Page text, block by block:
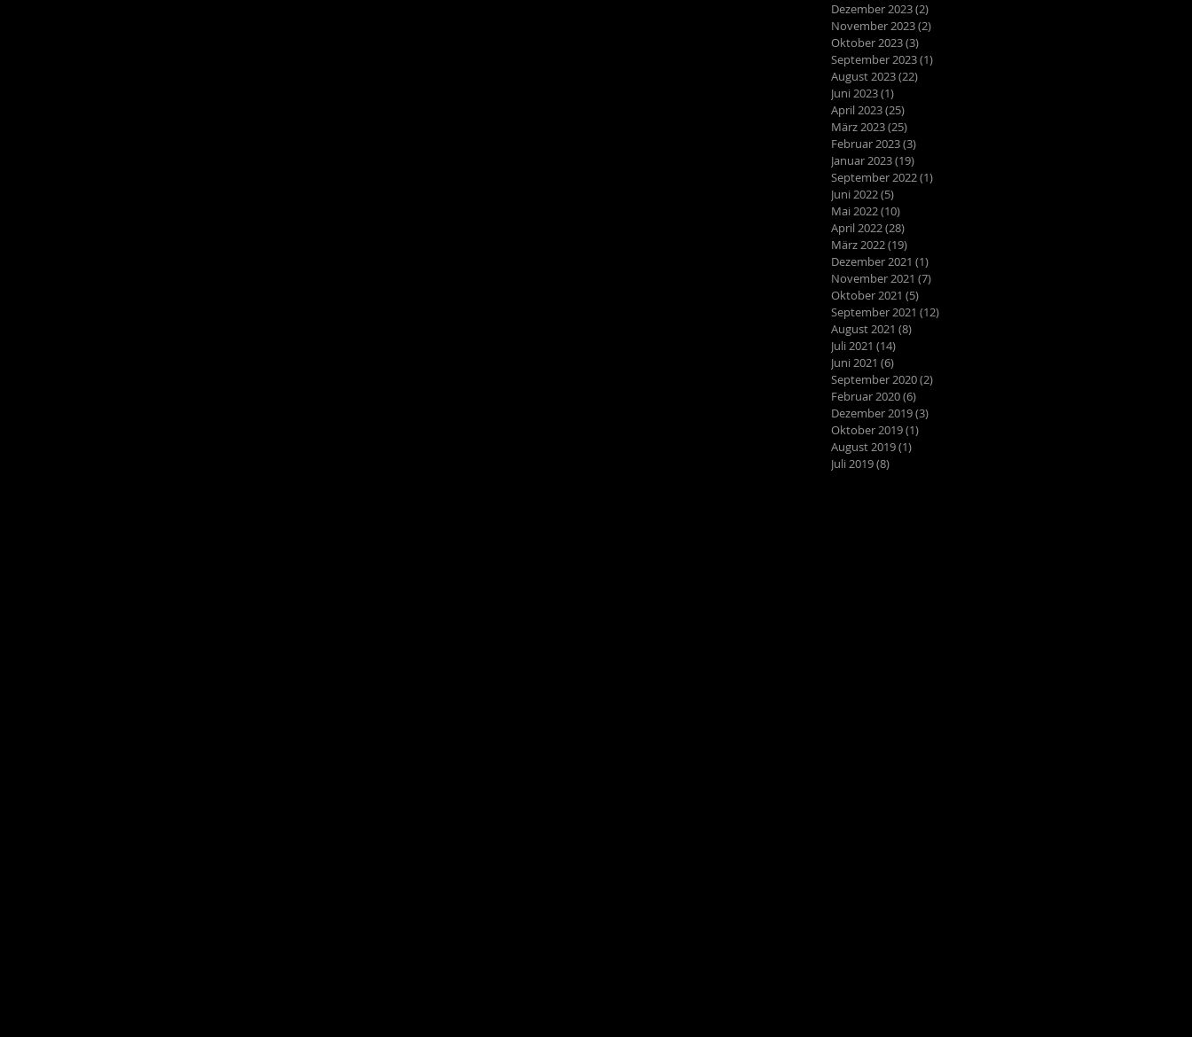
Dezember 2023(2)
November 2023(2)
Oktober 2023(3)
September 2023(1)
August 2023(22)
Juni 2023(1)
April 2023(25)
März 2023(25)
Februar 2023(3)
Januar 2023(19)
September 2022(1)
Juni 2022(5)
Mai 2022(10)
April 2022(28)
März 2022(19)
Dezember 2021 (1)
November 2021 (7)
Oktober 2021 (5)
September 2021 (12)
August 2021 (8)
Juli 2021 (14)
Juni 2021 (6)
September 2020(2)
Februar 2020(6)
Dezember 2019(3)
Oktober 2019(1)
August 2019(1)
Juli 2019(8)